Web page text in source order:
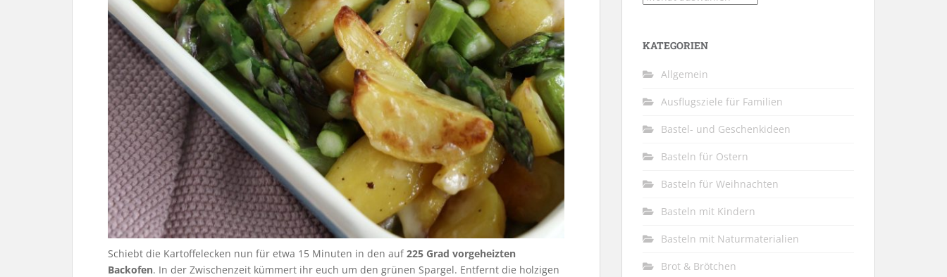
Schiebt die Kartoffelecken nun für etwa 15 Minuten in den auf225 Grad vorgeheizten
Backofen. In der Zwischenzeit kümmert ihr euch um den grünen Spargel. Entfernt die holzigen
KATEGORIEN
Allgemein
Ausflugsziele für Familien
Bastel- und Geschenkideen
Basteln für Ostern
Basteln für Weihnachten
Basteln mit Kindern
Basteln mit Naturmaterialien
Brot & Brötchen